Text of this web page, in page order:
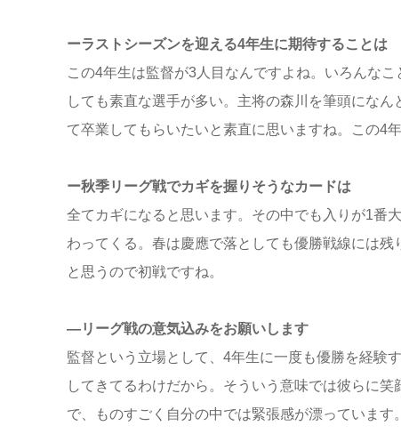
ーラストシーズンを迎える4年生に期待することは
この4年生は監督が3人目なんですよね。いろんな
しても素直な選手が多い。主将の森川を筆頭にな
て卒業してもらいたいと素直に思いますね。この4
ー秋季リーグ戦でカギを握りそうなカードは
全てカギになると思います。その中でも入りが1番
わってくる。春は慶應で落としても優勝戦線には
と思うので初戦ですね。
—リーグ戦の意気込みをお願いします
監督という立場として、4年生に一度も優勝を経験
してきてるわけだから。そういう意味では彼らに
で、ものすごく自分の中では緊張感が漂っていま